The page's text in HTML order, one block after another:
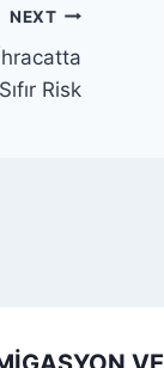
NEXT
Sıfır Risk